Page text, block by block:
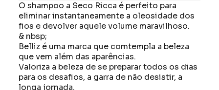
O shampoo a Seco Ricca é perfeito para
eliminar instantaneamente a oleosidade dos
fios e devolver aquele volume maravilhoso.
& nbsp;
Belliz é uma marca que comtempla a beleza
que vem além das aparências.
Valoriza a beleza de se preparar todos os dias
para os desafios, a garra de não desistir, a
longa jornada.